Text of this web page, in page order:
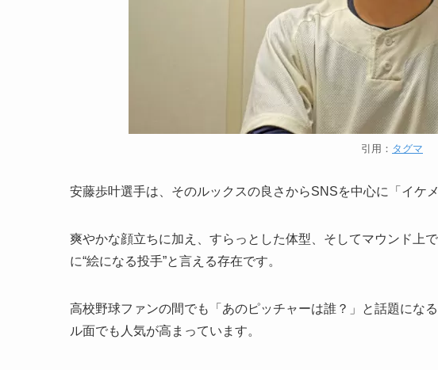
引用： タグマ
安藤歩叶選手は、そのルックスの良さからSNSを中心に「イケ
爽やかな顔立ちに加え、すらっとした体型、そしてマウンド上
に“絵になる投手”と言える存在です。
高校野球ファンの間でも「あのピッチャーは誰？」と話題にな
ル面でも人気が高まっています。